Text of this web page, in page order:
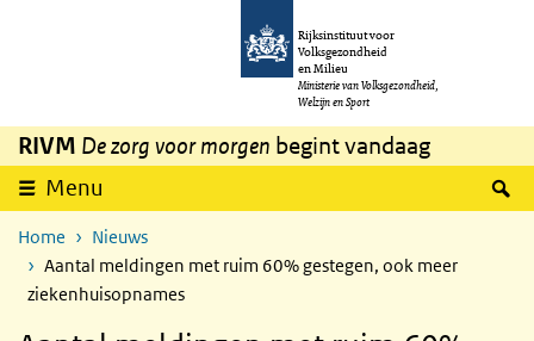
Overslaan en naar de inhoud gaan
Rijksinstituut voor
Volksgezondheid
en Milieu
Ministerie van Volksgezondheid,
Welzijn en Sport
RIVM De zorg voor morgen begint vandaag
Menu
Home
Nieuws
Aantal meldingen met ruim 60% gestegen, ook meer
ziekenhuisopnames